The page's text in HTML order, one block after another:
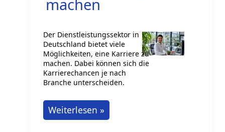
machen
Der Dienstleistungssektor in
Deutschland bietet viele
Möglichkeiten, eine Karriere zu
machen. Dabei können sich die
Karrierechancen je nach
Branche unterscheiden.
Karriere
im
Weiterlesen »